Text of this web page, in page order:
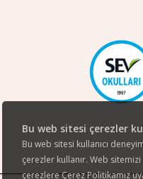
Bu web sitesi çerezler
Bu web sitesi kullanıcı
çerezler kullanır. Web
çerezlere Çerez Politikamız